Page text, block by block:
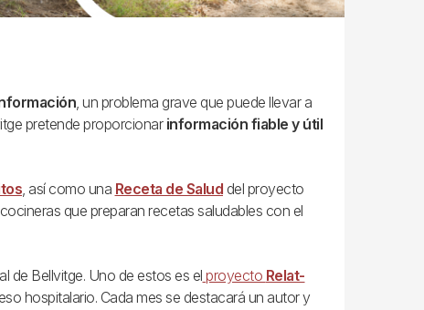
, un problema grave que puede llevar a
pretende proporcionar información fiable y útil
, así como una Receta de Salud del proyecto
que preparan recetas saludables con el
de Bellvitge. Uno de estos es el proyecto Relat-
hospitalario. Cada mes se destacará un autor y